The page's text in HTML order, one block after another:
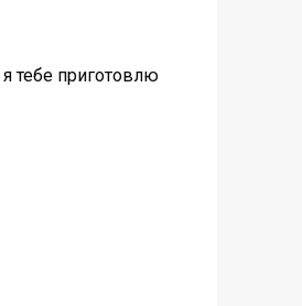
тебе приготовлю